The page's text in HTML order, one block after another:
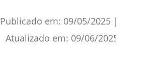
Publicado em: 09/05/2025 |
Atualizado em: 09/06/2025